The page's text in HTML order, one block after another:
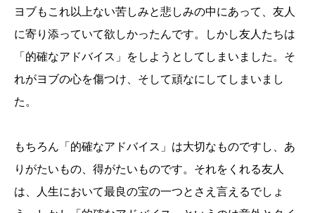
ヨブもこれ以上ない苦しみと悲しみの中にあって、友人
に寄り添っていて欲しかったんです。しかし友人たちは
「的確なアドバイス」をしようとしてしまいました。そ
れがヨブの心を傷つけ、そして頑なにしてしまいまし
た。
もちろん「的確なアドバイス」は大切なものですし、あ
りがたいもの、得がたいものです。それをくれる友人
は、人生において最良の宝の一つとさえ言えるでしょ